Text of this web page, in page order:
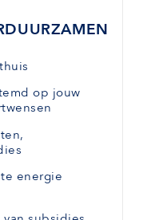
op jouw
energie